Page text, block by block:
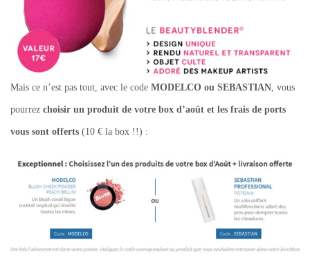
Mais ce n’est pas tout, avec le code MODELCO ou SEBASTIAN, vous
pourrez choisir un produit de votre box d’août et les frais de ports
vous sont offerts (10 € la box !!) :